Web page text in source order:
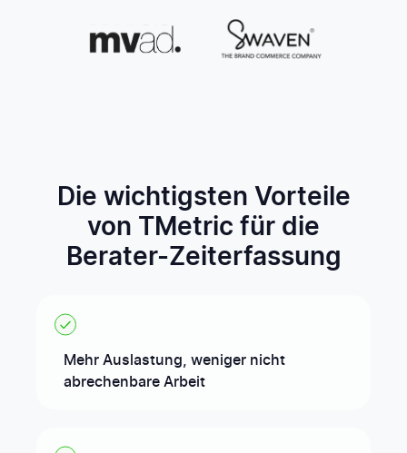
Die wichtigsten Vorteile
von TMetric für die
Berater-Zeiterfassung
Mehr Auslastung, weniger nicht
abrechenbare Arbeit